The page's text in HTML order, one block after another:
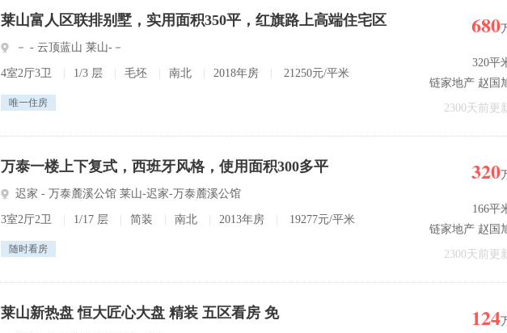
莱山富人区联排别墅，实用面积350平，红旗路上高端住宅区
－ - 云顶蓝山 莱山-－
4室2厅3卫 1/3 层 毛坯 南北 2018年房 21250元/平米
唯一住房
680
320平
链家地产 赵国
2300天前更
万泰一楼上下复式，西班牙风格，使用面积300多平
迟家 - 万泰麓溪公馆 莱山-迟家-万泰麓溪公馆
3室2厅2卫 1/17 层 简装 南北 2013年房 19277元/平米
随时看房
320
166平
链家地产 赵国
2300天前更
莱山新热盘 恒大匠心大盘 精装 五区看房 免 124